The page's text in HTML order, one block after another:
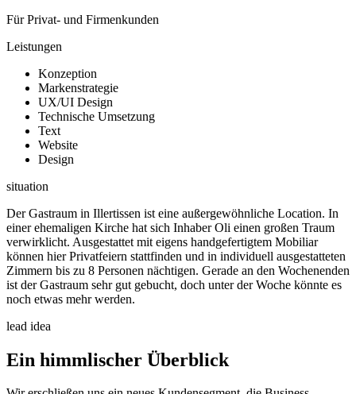
Für Privat- und Firmenkunden
Leistungen
Konzeption
Markenstrategie
UX/UI Design
Technische Umsetzung
Text
Website
Design
situation
Der Gastraum in Illertissen ist eine außergewöhnliche Location. In
einer ehemaligen Kirche hat sich Inhaber Oli einen großen Traum
verwirklicht. Ausgestattet mit eigens handgefertigtem Mobiliar
können hier Privatfeiern stattfinden und in individuell ausgestatteten
Zimmern bis zu 8 Personen nächtigen. Gerade an den Wochenenden
ist der Gastraum sehr gut gebucht, doch unter der Woche könnte es
noch etwas mehr werden.
lead idea
Ein himmlischer Überblick